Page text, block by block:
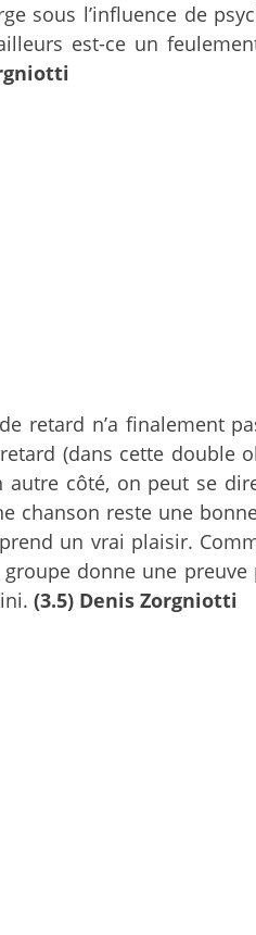
sous l’influence de
est-ce un
retard n’a finalement
(dans cette double
autre côté, on peut se
reste une
un vrai plaisir.
donne une
(3.5) Denis Zorgniotti